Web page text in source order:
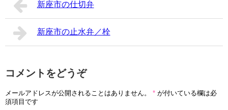
新座市の仕切弁
新座市の止水弁／栓
コメントをどうぞ
メールアドレスが公開されることはありません。 * が付いている欄は必
須項目です